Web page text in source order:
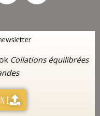
Collations équilibrées